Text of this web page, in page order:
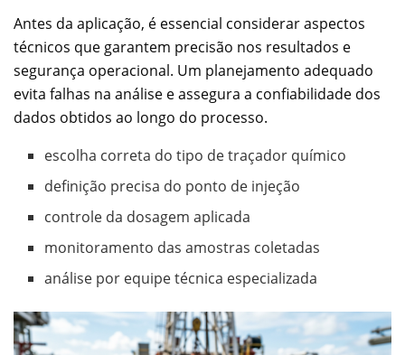
Antes da aplicação, é essencial considerar aspectos
técnicos que garantem precisão nos resultados e
segurança operacional. Um planejamento adequado
evita falhas na análise e assegura a confiabilidade dos
dados obtidos ao longo do processo.
escolha correta do tipo de traçador químico
definição precisa do ponto de injeção
controle da dosagem aplicada
monitoramento das amostras coletadas
análise por equipe técnica especializada